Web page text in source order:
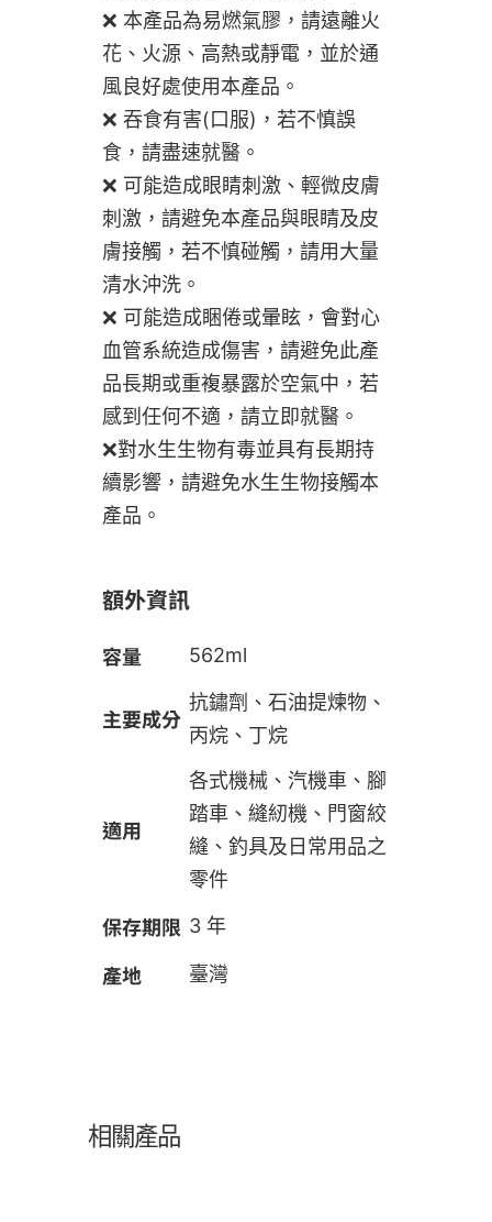
❌ 本產品為易燃氣膠，請遠離火
花、火源、高熱或靜電，並於通
風良好處使用本產品。
❌ 吞食有害(口服)，若不慎誤
食，請盡速就醫。
❌ 可能造成眼睛刺激、輕微皮膚
刺激，請避免本產品與眼睛及皮
膚接觸，若不慎碰觸，請用大量
清水沖洗。
❌ 可能造成睏倦或暈眩，會對心
血管系統造成傷害，請避免此產
品長期或重複暴露於空氣中，若
感到任何不適，請立即就醫。
❌對水生生物有毒並具有長期持
續影響，請避免水生生物接觸本
產品。
額外資訊
容量 562ml
主要成分
抗鏽劑、石油提煉物、
丙烷、丁烷
適用
各式機械、汽機車、腳
踏車、縫紉機、門窗絞
縫、釣具及日常用品之
零件
保存期限 3 年
產地 臺灣
相關產品